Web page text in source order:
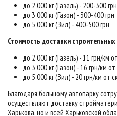
до 2 000 кг (Газель) - 200-300 грн
до 3 000 кг (Газон) - 300-400 грн
до 5 000 кг (Зил) - 400-500 грн
Стоимость доставки
до 2 000 кг (Газель) - 11 грн/км
до 3 000 кг (Газон) - 16 грн/км
до 5 000 кг (Зил) - 20 грн/км от
Благодаря большому автопарку
осуществляют доставку
Харькова, но и всей Харьковской